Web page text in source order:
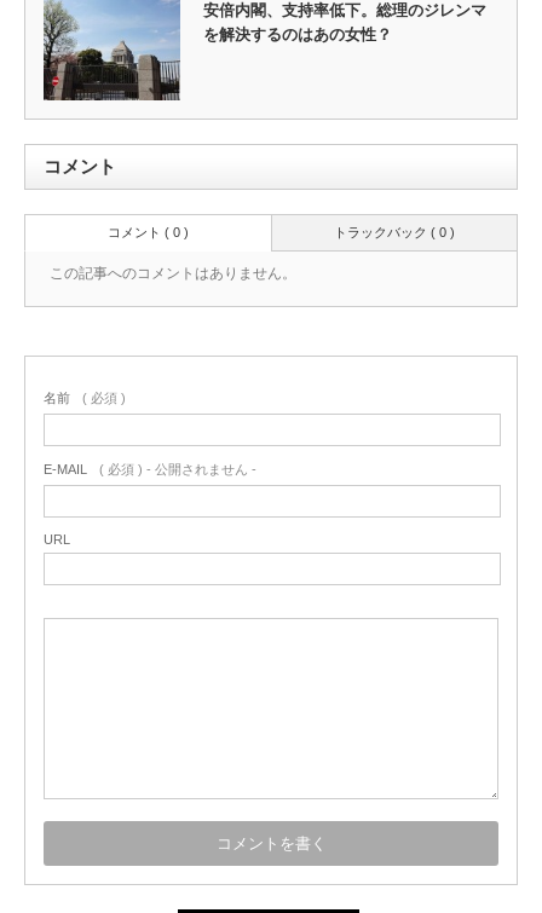
安倍内閣、支持率低下。総理のジレンマ
を解決するのはあの女性？
コメント
トラックバック ( 0 )
コメント ( 0 )
この記事へのコメントはありません。
名前 ( 必須 )
E-MAIL ( 必須 ) - 公開されません -
URL